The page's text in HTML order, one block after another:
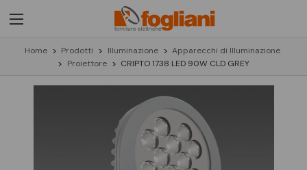
Home Prodotti Illuminazione
Apparecchi di Illuminazione
Proiettore
CRIPTO 1738 LED 90W CLD GREY